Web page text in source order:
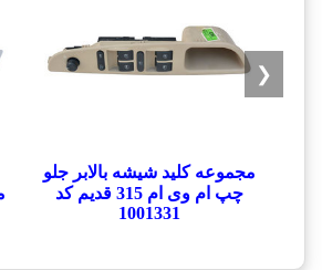
مجموعه کلید شیشه بالابر جلو
چپ ام وی ام 315 قدیم کد
1001331
❮